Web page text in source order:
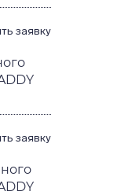
заявку
заявку